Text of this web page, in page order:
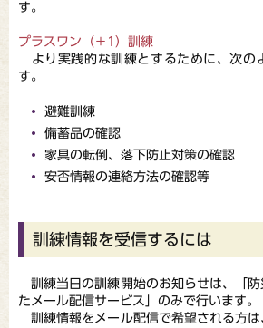
す。
プラスワン（＋1）訓練
より実践的な訓練とするために、次の
す。
避難訓練
備蓄品の確認
家具の転倒、落下防止対策の確認
安否情報の連絡方法の確認等
訓練情報を受信するには
訓練当日の訓練開始のお知らせは、「防
たメール配信サービス」のみで行います。
訓練情報をメール配信で希望される方